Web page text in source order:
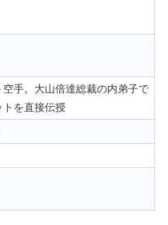
手。大山倍達総裁の内弟子で
トを直接伝授